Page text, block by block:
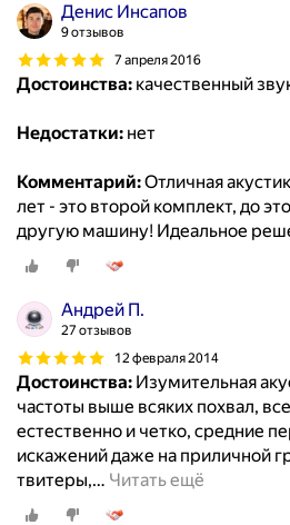
Денис Инсапов
9 отзывов
7 апреля 2016
Достоинства: качественный
Недостатки: нет
Комментарий:Отличная
лет - это второй комплект, до
другую машину! Идеальное
Андрей П.
27 отзывов
12 февраля 2014
Достоинства: Изумительная
частоты выше всяких похвал,
естественно и четко, средние
искажений даже на приличной
твитеры,… Читать ещё